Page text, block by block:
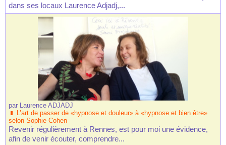
dans ses locaux Laurence Adjadj,...
par Laurence ADJADJ
L’art de passer de «hypnose et douleur» à «hypnose et bien être»
selon Sophie Cohen
Revenir régulièrement à Rennes, est pour moi une évidence,
afin de venir écouter, comprendre...